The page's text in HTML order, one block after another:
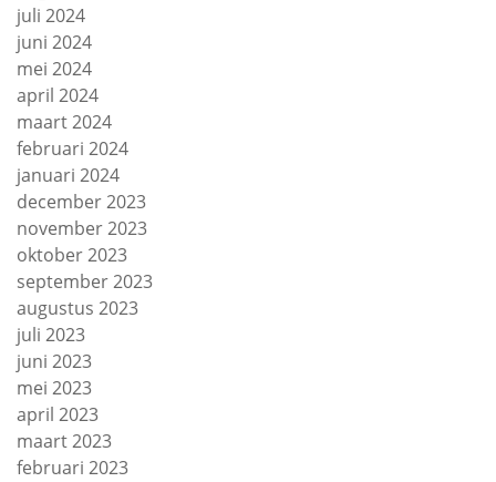
juli 2024
juni 2024
mei 2024
april 2024
maart 2024
februari 2024
januari 2024
december 2023
november 2023
oktober 2023
september 2023
augustus 2023
juli 2023
juni 2023
mei 2023
april 2023
maart 2023
februari 2023